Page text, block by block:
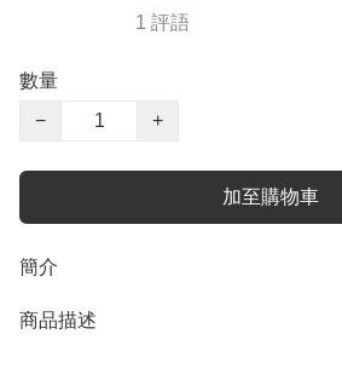
1 評語
數量
−
+
加至購物車
簡介
商品描述